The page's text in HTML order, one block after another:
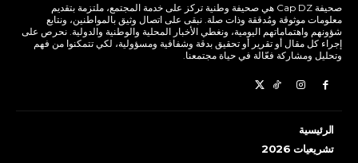
صحيفة Cap DZ هي صحيفة وطنية تركز على خدمة المجتمع، ملتزمة بتقديم
معلومات موثوقة ومُدققة وذات صلة. نبقى على اتصال وثيق بالمواطنين، ونتابع
شؤونهم واهتماماتهم اليومية، ونغطي الأخبار المحلية والوطنية والدولية. نحرص على
إجراء كل مقال أو تقرير أو تحقيق بدقة وشفافية ومسؤولية، لكي تتمكنوا من فهم
وتحليل ومشاركة فعّالة في حياة مجتمعنا.
الرئيسية
تشريعيات 2026